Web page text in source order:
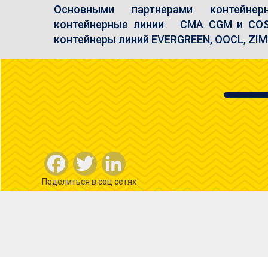
Основными партнерами
контейнерные линии CMA CGM и
контейнеры линий EVERGREEN, OOCL,
FacebookTwitter
Поделиться в соц сетях